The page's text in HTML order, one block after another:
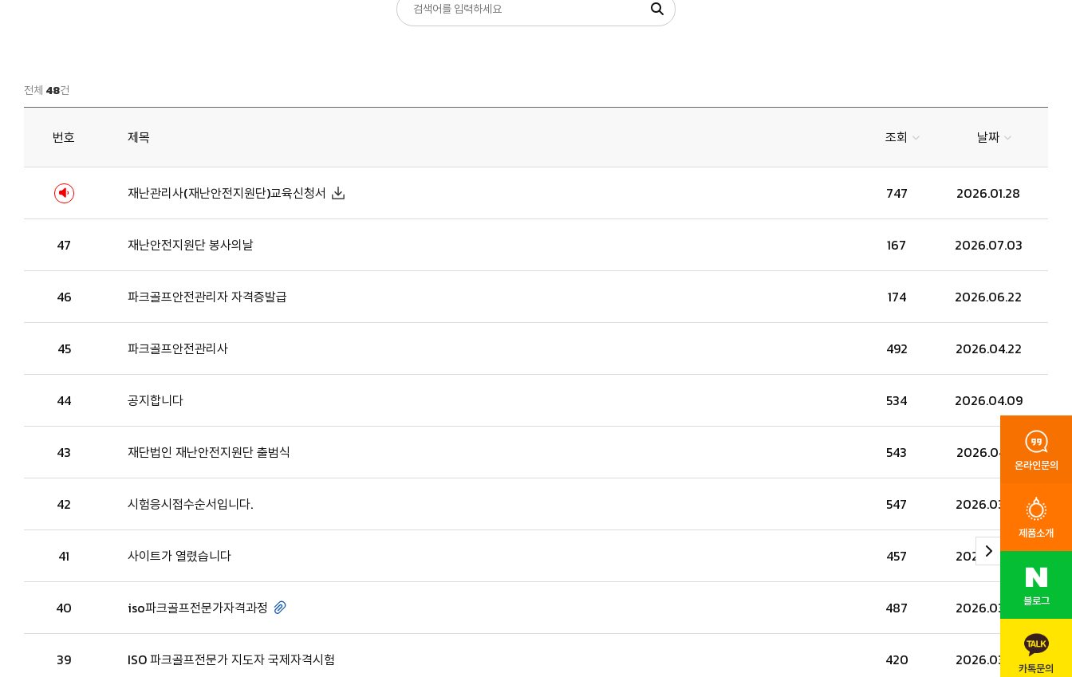
온라인문의
제품소개
블로그
카톡문의
전체 48건
번호 제목 조회 날짜
재난관리사(재난안전지원단)교육신청서 747 2026.01.28
47 재난안전지원단 봉사의날 167 2026.07.03
46 파크골프안전관리자 자격증발급 174 2026.06.22
45 파크골프안전관리사 492 2026.04.22
44 공지합니다 534 2026.04.09
43 재단법인 재난안전지원단 출범식 543 2026.04.01
42 시험응시접수순서입니다. 547 2026.03.27
41 사이트가 열렸습니다 457 2026.03.27
40 iso파크골프전문가자격과정 487 2026.03.27
39 ISO 파크골프전문가 지도자 국제자격시험 420 2026.03.27